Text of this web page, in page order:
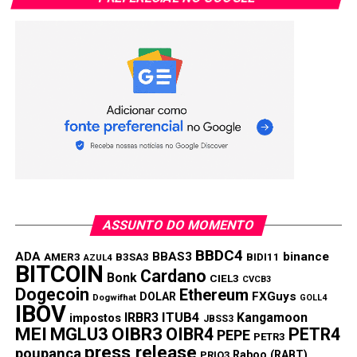
Compradores e consumidores comerciais de carne bovina
entraram com ações semelhantes. Os produtores de gado
também processaram, alegando que receberam menos do
que receberiam em um mercado competitivo.
Um juiz federal de Chicago lida com litígios relativos à
suposta fixação dos preços do frango de corte.
(Reportagem de Jonathan Stempel em Nova York)
Informações Reuters
Compartilhar:
ASSUNTO DO MOMENTO
ADA AMER3 AZUL4 B3SA3 BBAS3 BBDC4 BIDI11 binance
BITCOIN Bonk Cardano CIEL3 CVCB3
Dogecoin Dogwifhat DOLAR Ethereum FXGuys GOLL4
IBOV impostos IRBR3 ITUB4 JBSS3 Kangamoon
MEI MGLU3 OIBR3 OIBR4 PEPE PETR3 PETR4
poupança press release